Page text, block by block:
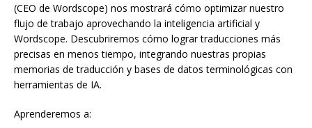
(CEO de Wordscope) nos mostrará cómo optimizar nuestro
flujo de trabajo aprovechando la inteligencia artificial y
Wordscope. Descubriremos cómo lograr traducciones más
precisas en menos tiempo, integrando nuestras propias
memorias de traducción y bases de datos terminológicas con
herramientas de IA.
Aprenderemos a: